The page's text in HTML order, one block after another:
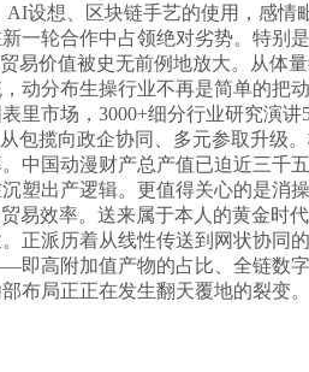
设想、区块链手艺的使用，感
一轮合作中占领绝对劣势。特
易价值被史无前例地放大。从
动分布生操行业不再是简单的
市场，3000+细分行业研究演
包揽向政企协同、多元参取升
中国动漫财产总产值已迫近三
塑出产逻辑。更值得关心的是
易效率。送来属于本人的黄金
正派历着从线性传送到网状协
高附加值产物的占比、全链数
局正正在发生翻天覆地的裂变